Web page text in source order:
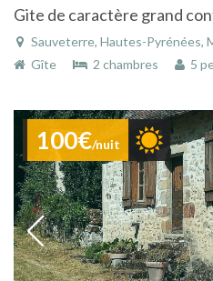
Sauveterre, Hautes-Pyrénées,
Gîte
2 chambres 5
100€/nuit